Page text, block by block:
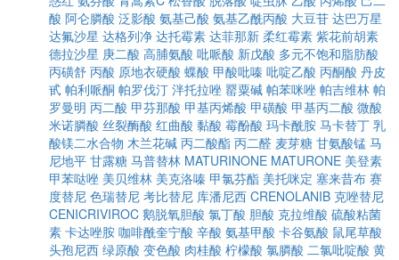
酸 阿仑膦酸 泛影酸 氨基己酸 氨基乙酰丙酸 大豆苷 达巴万星
达氟沙星 达格列净 达托霉素 达菲那新 柔红霉素 紫花前胡素
德拉沙星 庚二酸 高脯氨酸 吡哌酸 新戊酸 多元不饱和脂肪酸
丙磺舒 丙酸 原地衣硬酸 蝶酸 甲酸吡嗪 吡啶乙酸 丙酮酸 丹皮
甙 帕利哌酮 帕罗伐汀 泮托拉唑 罂粟碱 帕苯咪唑 帕吉维林 帕
罗曼明 丙二酸 甲芬那酸 甲基丙烯酸 甲磺酸 甲基丙二酸 微酸
米诺膦酸 丝裂酶酸 红曲酸 黏酸 霉酚酸 玛卡酰胺 马卡替丁 乳
酸镁二水合物 木兰花碱 丙二酸酯 丙二醛 麦芽糖 甘氨酸锰 马
尼地平 甘露糖 马普替林 MATURINONE MATURONE 美登素
甲苯哒唑 美贝维林 美克洛嗪 甲氯芬酯 美托咪定 塞来昔布 赛
度替尼 色瑞替尼 考比替尼 库潘尼西 CRENOLANIB 克唑替尼
CENICRIVIROC 鹅脱氧胆酸 氯丁酸 胆酸 克拉维酸 硫酸粘菌
素 卡达唑胺 咖啡酰奎宁酸 辛酸 氨基甲酸 卡谷氨酸 鼠尾草酸
头孢尼西 绿原酸 变色酸 肉桂酸 柠檬酸 氯膦酸 二氯吡啶酸 黄